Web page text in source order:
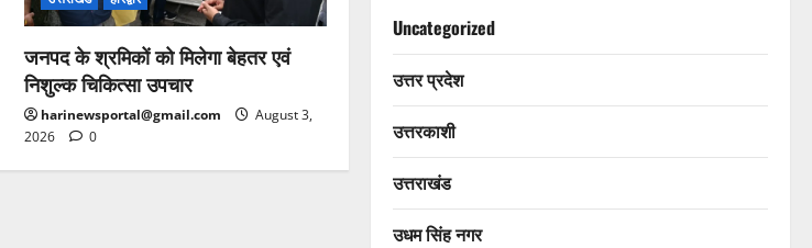
जनपद के श्रमिकों को मिलेगा बेहतर एवं
निशुल्क चिकित्सा उपचार
harinewsportal@gmail.com
August 3,
2026
0
Uncategorized
उत्तर प्रदेश
उत्तरकाशी
उत्तराखंड
उधम सिंह नगर